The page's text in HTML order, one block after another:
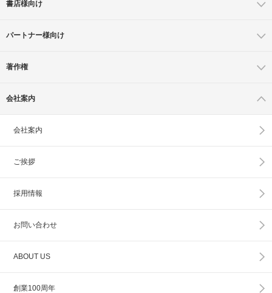
書店様向け
パートナー様向け
著作権
会社案内
会社案内
ご挨拶
採用情報
お問い合わせ
ABOUT US
創業100周年